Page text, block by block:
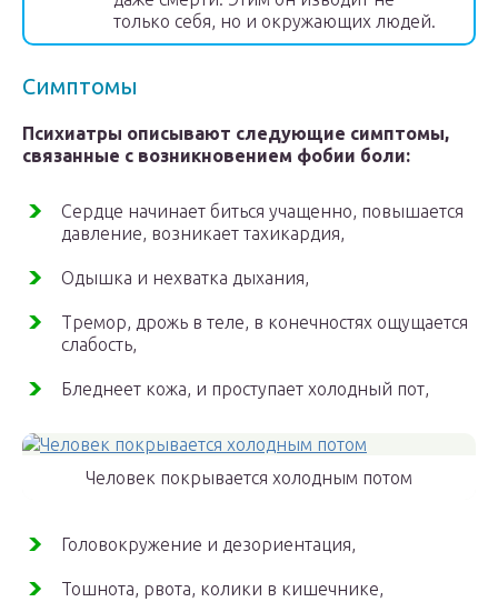
только себя, но и окружающих людей.
Симптомы
Психиатры описывают следующие симптомы,
связанные с возникновением фобии боли:
Сердце начинает биться учащенно, повышается
давление, возникает тахикардия,
Одышка и нехватка дыхания,
Тремор, дрожь в теле, в конечностях ощущается
слабость,
Бледнеет кожа, и проступает холодный пот,
Человек покрывается холодным потом
Головокружение и дезориентация,
Тошнота, рвота, колики в кишечнике,